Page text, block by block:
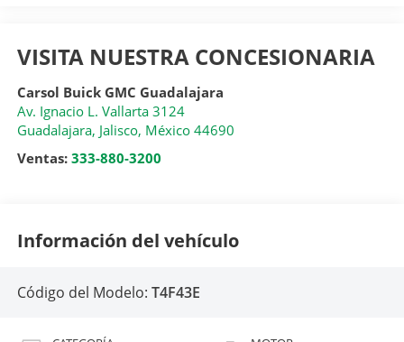
VISITA NUESTRA CONCESIONARIA
Carsol Buick GMC Guadalajara
Av. Ignacio L. Vallarta 3124
Guadalajara, Jalisco, México 44690
Ventas: 333-880-3200
Información del vehículo
Código del Modelo: T4F43E